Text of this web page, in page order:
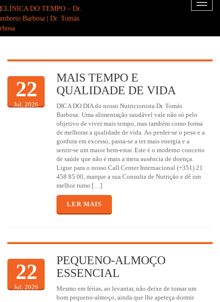
Toggle
22
Jul, 2026
MAIS TEMPO E
QUALIDADE DE VIDA
DICA DO DIA do nosso Nutricionista Dr. Tomás
Barbosa: Uma alimentação saudável vale não só pelo
objetivo de viver mais tempo, mas também como forma
de melhorar a qualidade de vida. Ao perder-se o peso e a
gordura em excesso, passa-se a ter mais energia e a
sentir-se um maior bem-estar. Este é o moderno conceito
de saúde que não é mais a mera ausência de doença.
Ligue para o nosso Call Center Internacional (+351) 21
458 85 00, marque a sua Consulta de Nutrição e dê um
melhor rumo […]
LER MAIS
22
Jul, 2026
PEQUENO-ALMOÇO
ESSENCIAL
Mesmo em férias, ao levantar, não deixe de tomar um
bom pequeno-almoço, ainda que lhe apeteça dormir